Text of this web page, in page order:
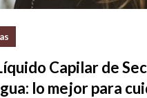
Capilar de
lo mejor para